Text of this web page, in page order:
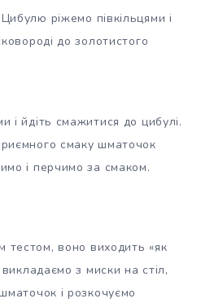
ріжемо півкільцями і
до золотистого
і йдіть смажитися до цибулі.
смаку шматочок
і перчимо за смаком.
воно виходить «як
з миски на стіл,
і розкочуємо